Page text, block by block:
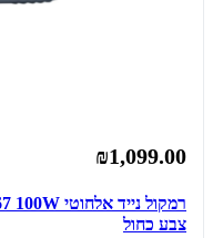
₪1,099.00
צבע כחול